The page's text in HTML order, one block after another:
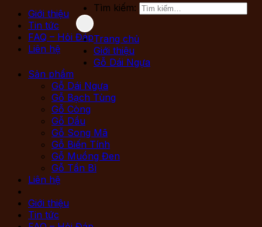
Giới thiệu
Tin tức
FAQ – Hỏi Đáp
Liên hệ
Tìm kiếm:
Trang chủ
Giới thiệu
Gỗ Dái Ngựa
Sản phẩm
Gỗ Dái Ngựa
Gỗ Bạch Tùng
Gỗ Còng
Gỗ Dầu
Gỗ Song Mã
Gỗ Biến Tính
Gỗ Muồng Đen
Gỗ Tần Bì
Liên hệ
Giới thiệu
Tin tức